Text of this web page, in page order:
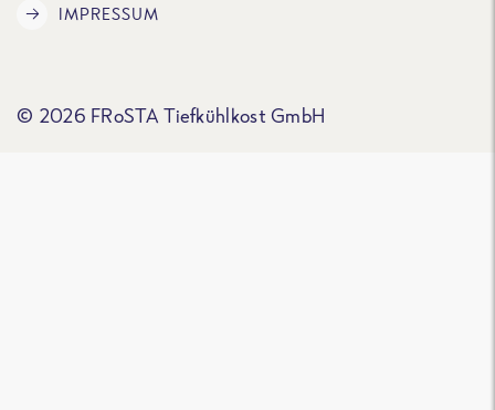
IMPRESSUM
© 2026 FRoSTA Tiefkühlkost GmbH